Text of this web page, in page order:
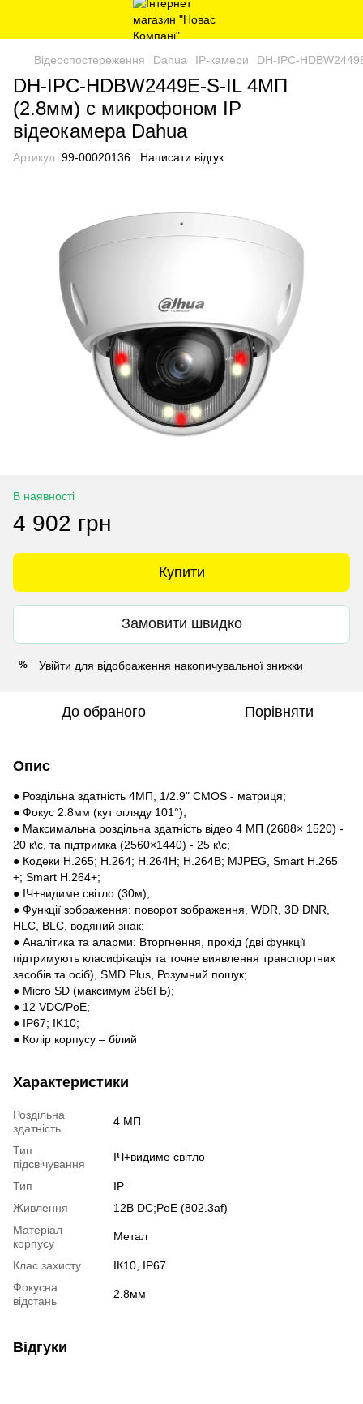
Відеоспостереження Dahua IP-камери DH-IPC-
DH-IPC-HDBW2449E-S-IL 4МП
(2.8мм) с микрофоном IP
відеокамера Dahua
Артикул: 99-00020136 Написати відгук
В наявності
4 902 грн
Купити
Замовити швидко
% Увійти для відображення накопичувальної знижки
До обраного Порівняти
Опис
● Роздільна здатність 4МП, 1/2.9" CMOS - матриця;
● Фокус 2.8мм (кут огляду 101°);
● Максимальна роздільна здатність відео 4 МП (2688× 1520) -
20 к\с, та підтримка (2560×1440) - 25 к\с;
● Кодеки H.265; H.264; H.264H; H.264B; MJPEG, Smart H.265
+; Smart H.264+;
● ІЧ+видиме світло (30м);
● Функції зображення: поворот зображення, WDR, 3D DNR,
HLC, BLC, водяний знак;
● Аналітика та аларми: Вторгнення, прохід (дві функції
підтримують класифікація та точне виявлення транспортних
засобів та осіб), SMD Plus, Розумний пошук;
● Micro SD (максимум 256ГБ);
● 12 VDC/PoE;
● IP67; IK10;
● Колір корпусу – білий
Характеристики
Роздільна
здатність
4 МП
Тип
підсвічування
ІЧ+видиме світло
Тип
IP
Живлення
12В DС;PoE (802.3af)
Матеріал
корпусу
Метал
Клас захисту
ІК10, IP67
Фокусна
відстань
2.8мм
Відгуки